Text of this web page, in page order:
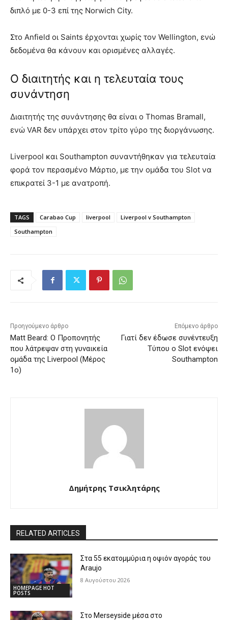
διπλό με 0-3 επί της Norwich City.
Στο Anfield οι Saints έρχονται χωρίς τον Wellington, ενώ
δεδομένα θα κάνουν και ορισμένες αλλαγές.
Ο διαιτητής και η τελευταία τους
συνάντηση
Διαιτητής της συνάντησης θα είναι ο Thomas Bramall,
ενώ VAR δεν υπάρχει στον τρίτο γύρο της διοργάνωσης.
Liverpool και Southampton συναντήθηκαν για τελευταία
φορά τον περασμένο Μάρτιο, με την ομάδα του Slot να
επικρατεί 3-1 με ανατροπή.
TAGS Carabao Cup liverpool
Liverpool v Southampton
Southampton
Προηγούμενο άρθρο
Matt Beard: O Προπονητής
που λάτρεψαν στη γυναικεία
ομάδα της Liverpool (Μέρος
1ο)
Επόμενο άρθρο
Γιατί δεν έδωσε συνέντευξη
Τύπου ο Slot ενόψει
Southampton
Δημήτρης Τσικλητάρης
RELATED ARTICLES
HOMEPAGE HOT
POSTS
Στα 55 εκατομμύρια η οψιόν αγοράς του
Araujo
8 Αυγούστου 2026
Στο Merseyside μέσα στο